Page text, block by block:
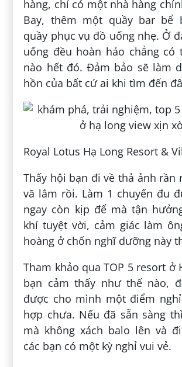
hàng, chỉ có một nhà hàng
Bay, thêm một quầy bar bể
quầy phục vụ đồ uống nhẹ. Ở
uống đều hoàn hảo chẳng có
nào hết đó. Đảm bảo sẽ làm
hồn của bất cứ ai khi tìm đến
Royal Lotus Hạ Long Resort &
Thấy hội bạn đi về thả ảnh rần
vã lắm rồi. Làm 1 chuyến đu
ngay còn kịp để mà tận
khí tuyệt vời, cảm giác làm
hoàng ở chốn nghĩ dưỡng này
Tham khảo qua TOP 5 resort ở
bạn cảm thấy như thế nào,
được cho mình một điểm
hợp chưa. Nếu đã sẵn sàng
mà không xách balo lên và
các bạn có một kỳ nghỉ vui vẻ.